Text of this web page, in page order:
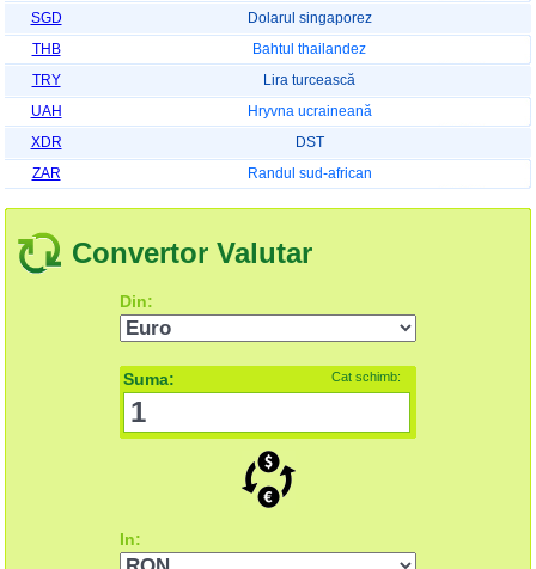
SGD
Dolarul singaporez
THB
Bahtul thailandez
TRY
Lira turcească
UAH
Hryvna ucraineană
XDR
DST
ZAR
Randul sud-african
Convertor Valutar
Din:
Suma: Cat schimb:
In: